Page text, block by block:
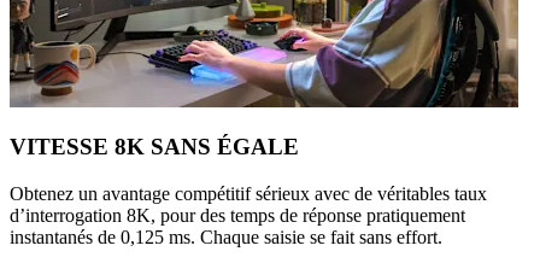
VITESSE 8K SANS ÉGALE
Obtenez un avantage compétitif sérieux avec de véritables taux
d’interrogation 8K, pour des temps de réponse pratiquement
instantanés de 0,125 ms. Chaque saisie se fait sans effort.